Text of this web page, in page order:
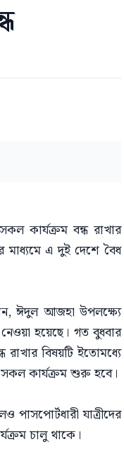
কার্যক্রম বন্ধ রাখার
মাধ্যমে এ দুই দেশে বৈধ
ঈদুল আজহা উপলক্ষ্যে
হয়েছে। গত বুধবার
রাখার বিষয়টি ইতোমধ্যে
সকল কার্যক্রম শুরু হবে।
যাত্রীদের
চালু থাকে।